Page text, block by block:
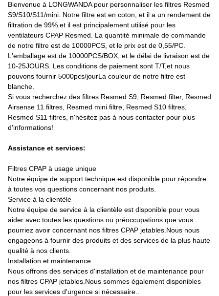
Bienvenue à LONGWANDA pour personnaliser les filtres Resmed
S9/S10/S11/mini. Notre filtre est en coton, et il a un rendement de
filtration de 99%.et il est principalement utilisé pour les
ventilateurs CPAP Resmed. La quantité minimale de commande
de notre filtre est de 10000PCS, et le prix est de 0,55/PC.
L'emballage est de 10000PCS/BOX, et le délai de livraison est de
10-25JOURS. Les conditions de paiement sont T/T,et nous
pouvons fournir 5000pcs/jourLa couleur de notre filtre est
blanche.
Si vous recherchez des filtres Resmed S9, Resmed filter, Resmed
Airsense 11 filtres, Resmed mini filtre, Resmed S10 filtres,
Resmed S11 filtres, n'hésitez pas à nous contacter pour plus
d'informations!
Assistance et services:
Filtres CPAP à usage unique
Notre équipe de support technique est disponible pour répondre
à toutes vos questions concernant nos produits.
Service à la clientèle
Notre équipe de service à la clientèle est disponible pour vous
aider avec toutes les questions ou préoccupations que vous
pourriez avoir concernant nos filtres CPAP jetables.Nous nous
engageons à fournir des produits et des services de la plus haute
qualité à nos clients.
Installation et maintenance
Nous offrons des services d'installation et de maintenance pour
nos filtres CPAP jetables.Nous sommes également disponibles
pour les services d'urgence si nécessaire..